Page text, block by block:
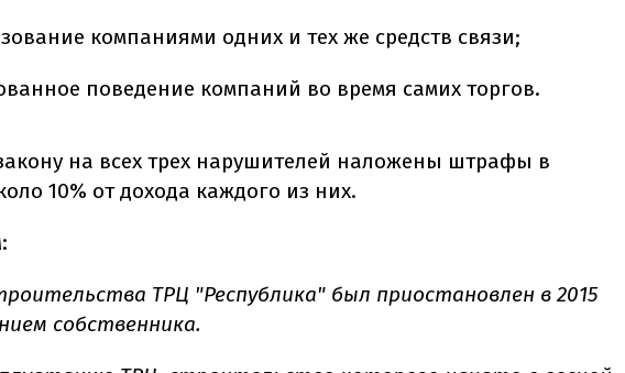
компаниями одних и тех же средств связи;
поведение компаний во время самих торгов.
на всех трех нарушителей наложены штрафы в
10% от дохода каждого из них.
:
ТРЦ "Республика" был приостановлен в 2015
собственника.